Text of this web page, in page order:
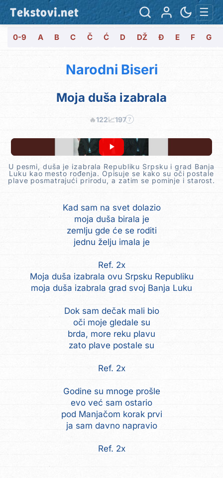
Tekstovi.net ☰
0-9 A B C Č Ć D DŽ Đ E F G
Narodni Biseri
Moja duša izabrala
🔥122📈197 ?
U pesmi, duša je izabrala Republiku Srpsku i grad Banja
Luku kao mesto rođenja. Opisuje se kako su oči postale
plave posmatrajući prirodu, a zatim se pominje i starost.
Kad sam na svet dolazio
moja duša birala je
zemlju gde će se roditi
jednu želju imala je
Ref. 2x
Moja duša izabrala ovu Srpsku Republiku
moja duša izabrala grad svoj Banja Luku
Dok sam dečak mali bio
oči moje gledale su
brda, more reku plavu
zato plave postale su
Ref. 2x
Godine su mnoge prošle
evo već sam ostario
pod Manjačom korak prvi
ja sam davno napravio
Ref. 2x